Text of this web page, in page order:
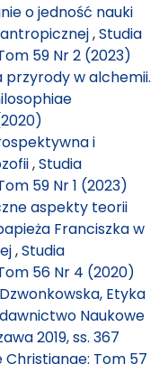
o jedność nauki
,Studia
59 Nr 2 (2023)
przyrody w alchemii.
i
,Studia
59 Nr 1 (2023)
aspekty teorii
Franciszka w
,Studia
56 Nr 4 (2020)
Etyka
Naukowe
2019, ss. 367
Christianae: Tom 57